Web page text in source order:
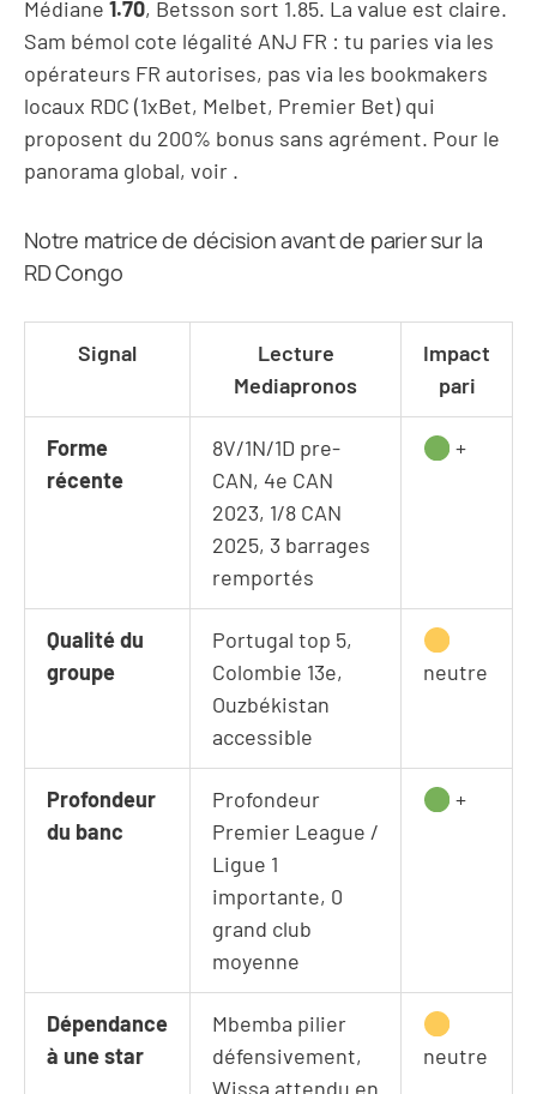
Médiane 1.70, Betsson sort 1.85. La value est claire.
Sam bémol cote légalité ANJ FR : tu paries via les
opérateurs FR autorises, pas via les bookmakers
locaux RDC (1xBet, Melbet, Premier Bet) qui
proposent du 200% bonus sans agrément. Pour le
panorama global, voir .
Notre matrice de décision avant de parier sur la
RD Congo
Signal
Lecture
Mediapronos
Impact
pari
Forme
récente
8V/1N/1D pre-
CAN, 4e CAN
2023, 1/8 CAN
2025, 3 barrages
remportés
+
Qualité du
groupe
Portugal top 5,
Colombie 13e,
Ouzbékistan
accessible
neutre
Profondeur
du banc
Profondeur
Premier League /
Ligue 1
importante, 0
grand club
moyenne
+
Dépendance
à une star
Mbemba pilier
défensivement,
Wissa attendu en
neutre